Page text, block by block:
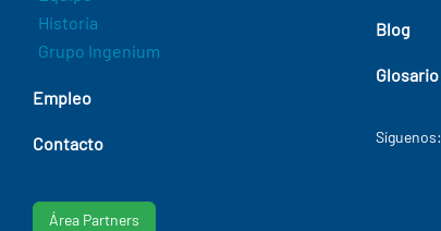
Historia
Grupo Ingenium
Empleo
Contacto
Área Partners
Blog
Glosario
Síguenos: